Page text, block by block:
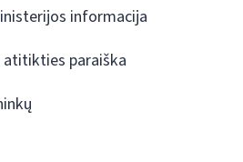
informacija
paraiška